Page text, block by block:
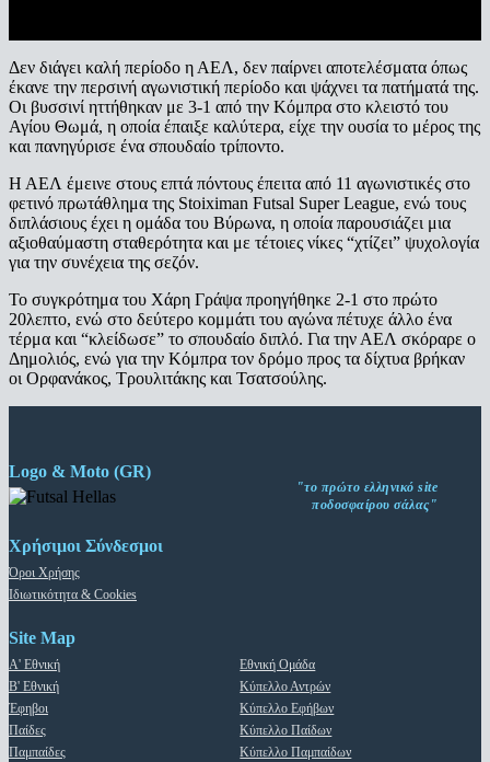
Δεν διάγει καλή περίοδο η ΑΕΛ, δεν παίρνει αποτελέσματα όπως
έκανε την περσινή αγωνιστική περίοδο και ψάχνει τα πατήματά της.
Οι βυσσινί ηττήθηκαν με 3-1 από την Κόμπρα στο κλειστό του
Αγίου Θωμά, η οποία έπαιξε καλύτερα, είχε την ουσία το μέρος της
και πανηγύρισε ένα σπουδαίο τρίποντο.
Η ΑΕΛ έμεινε στους επτά πόντους έπειτα από 11 αγωνιστικές στο
φετινό πρωτάθλημα της Stoiximan Futsal Super League, ενώ τους
διπλάσιους έχει η ομάδα του Βύρωνα, η οποία παρουσιάζει μια
αξιοθαύμαστη σταθερότητα και με τέτοιες νίκες “χτίζει” ψυχολογία
για την συνέχεια της σεζόν.
Το συγκρότημα του Χάρη Γράψα προηγήθηκε 2-1 στο πρώτο
20λεπτο, ενώ στο δεύτερο κομμάτι του αγώνα πέτυχε άλλο ένα
τέρμα και “κλείδωσε” το σπουδαίο διπλό. Για την ΑΕΛ σκόραρε ο
Δημολιός, ενώ για την Κόμπρα τον δρόμο προς τα δίχτυα βρήκαν
οι Ορφανάκος, Τρουλιτάκης και Τσατσούλης.
Logo & Moto (GR)
"το πρώτο ελληνικό site
ποδοσφαίρου σάλας"
Χρήσιμοι Σύνδεσμοι
Όροι Χρήσης
Ιδιωτικότητα & Cookies
Site Map
Α' Εθνική
Β' Εθνική
Έφηβοι
Παίδες
Παμπαίδες
Εθνική Ομάδα
Κύπελλο Αντρών
Κύπελλο Εφήβων
Κύπελλο Παίδων
Κύπελλο Παμπαίδων